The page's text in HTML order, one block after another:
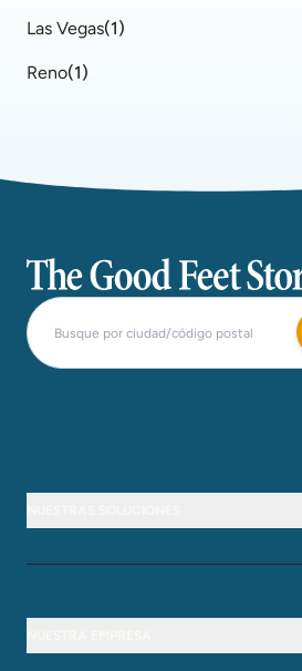
Las Vegas(1)
Reno(1)
The Good Feet Store